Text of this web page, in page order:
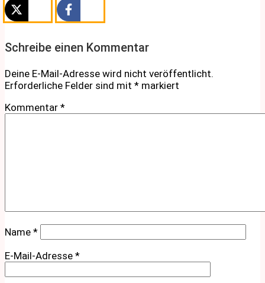
Schreibe einen Kommentar
Deine E-Mail-Adresse wird nicht veröffentlicht.
Erforderliche Felder sind mit * markiert
Kommentar *
Name *
E-Mail-Adresse *